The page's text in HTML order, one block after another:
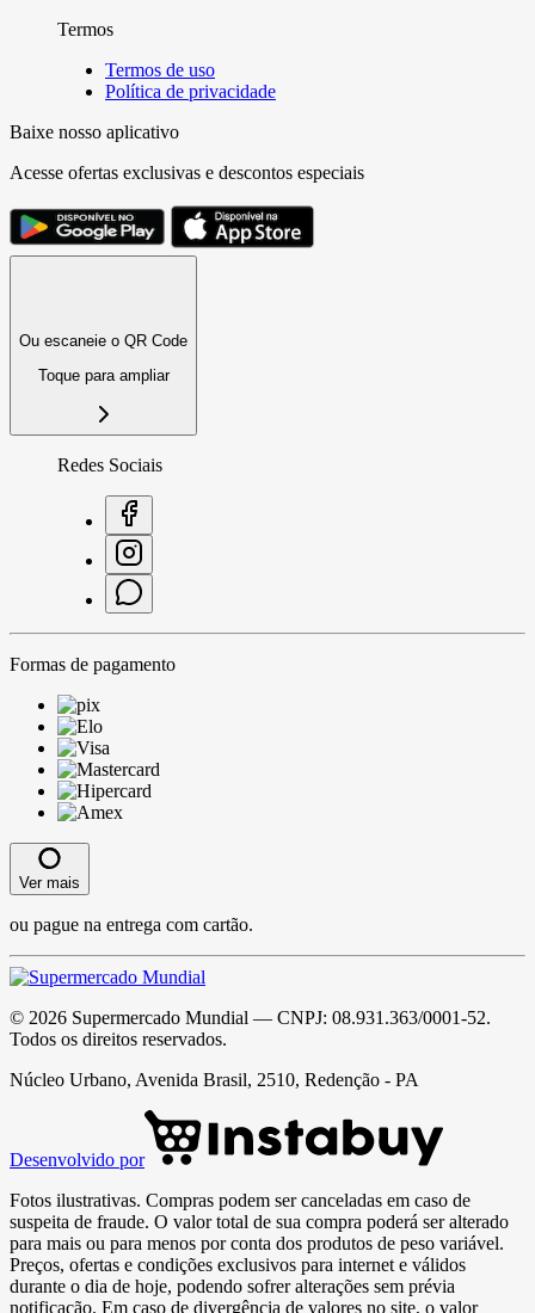
Termos
Termos de uso
Política de privacidade
Baixe nosso aplicativo
Acesse ofertas exclusivas e descontos especiais
Ou escaneie o QR Code
Toque para ampliar
Redes Sociais
Formas de pagamento
Ver mais
ou pague na entrega com cartão.
© 2026 Supermercado Mundial — CNPJ: 08.931.363/0001-52.
Todos os direitos reservados.
Núcleo Urbano, Avenida Brasil, 2510, Redenção - PA
Desenvolvido por
Fotos ilustrativas. Compras podem ser canceladas em caso de
suspeita de fraude. O valor total de sua compra poderá ser alterado
para mais ou para menos por conta dos produtos de peso variável.
Preços, ofertas e condições exclusivos para internet e válidos
durante o dia de hoje, podendo sofrer alterações sem prévia
notificação. Em caso de divergência de valores no site, o valor